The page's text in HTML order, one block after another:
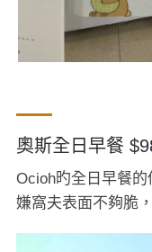
奧斯全日早餐
Ocioh旳全日早餐
嫌窩夫表面不夠脆